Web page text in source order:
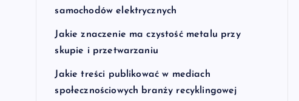
samochodów elektrycznych
Jakie znaczenie ma czystość metalu przy
skupie i przetwarzaniu
Jakie treści publikować w mediach
społecznościowych branży recyklingowej